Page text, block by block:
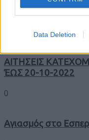
Data Deletion
ΑΙΤΗΣΕΙΣ
ΈΩΣ 20-10-2022
0
Αγιασμός στο